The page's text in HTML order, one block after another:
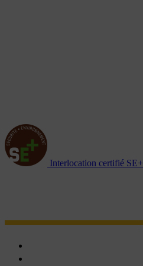
Interlocation certifié SE+